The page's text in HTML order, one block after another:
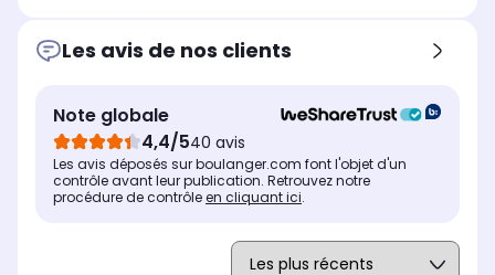
Eléments compatibles lave-
+ verre doseur
Blender professionnel
Non Non
Les avis de nos clients
Note globale
4,4/540 avis
Les avis déposés sur boulanger.com font l'objet d'un
contrôle avant leur publication. Retrouvez notre
procédure de contrôleen cliquant ici.